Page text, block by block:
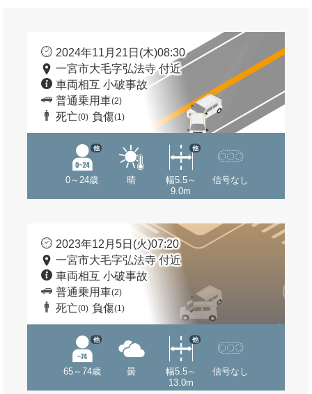
2024年11月21日(木)08:30
一宮市大毛字弘法寺 付近
車両相互 小破事故
普通乗用車(2)
死亡(0) 負傷(1)
0～24歳
他
晴
幅5.5～
9.0m
他
信号なし
2023年12月5日(火)07:20
一宮市大毛字弘法寺 付近
車両相互 小破事故
普通乗用車(2)
死亡(0) 負傷(1)
65～74歳
他
曇
幅5.5～
13.0m
他
信号なし